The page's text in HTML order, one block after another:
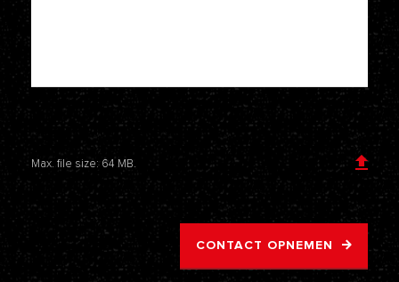
Voeg een bijlage toe
Max. file size: 64 MB.
CONTACT OPNEMEN